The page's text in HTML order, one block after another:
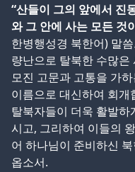
“산들이 그의 앞에서 진
와 그 안에 사는 모든 것
한병행성경 북한어) 말
량난으로 탈북한 수많
모진 고문과 고통을 가
이름으로 대신하여 회
탈북자들이 더욱 활발
시고, 그리하여 이들의
어 하나님이 준비하신
옵소서.